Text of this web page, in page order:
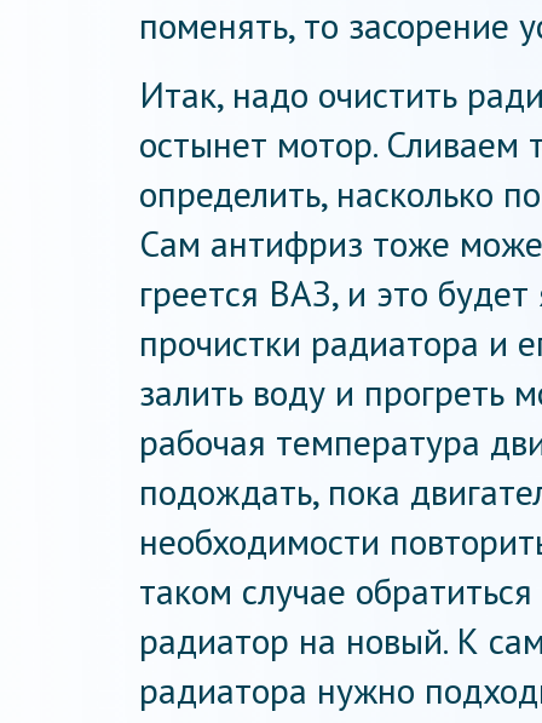
поменять, то засорение
Итак, надо очистить
остынет мотор. Сливаем
определить, насколько
Сам антифриз тоже
греется ВАЗ, и это
прочистки радиатора и
залить воду и прогреть
рабочая температура
подождать, пока
необходимости
таком случае
радиатор на новый. К
радиатора нужно